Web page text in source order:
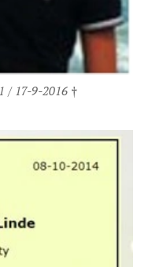
/ 17-9-2016 †